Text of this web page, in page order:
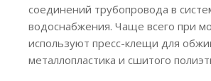
соединений трубопровода в
водоснабжения. Чаще всего при
используют пресс-клещи для
металлопластика и сшитого